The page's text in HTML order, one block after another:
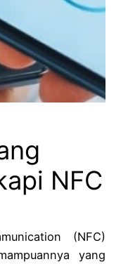
NFC
(NFC)
yang